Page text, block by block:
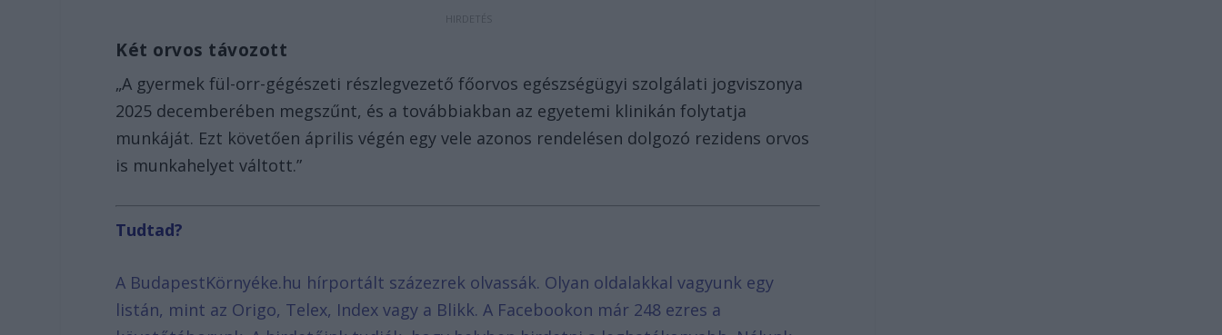
Két orvos távozott
„A gyermek fül-orr-gégészeti részlegvezető főorvos egészségügyi szolgálati jogviszonya
2025 decemberében megszűnt, és a továbbiakban az egyetemi klinikán folytatja
munkáját. Ezt követően április végén egy vele azonos rendelésen dolgozó rezidens orvos
is munkahelyet váltott.”
Tudtad?
A BudapestKörnyéke.hu hírportált százezrek olvassák. Olyan oldalakkal vagyunk egy
listán, mint az Origo, Telex, Index vagy a Blikk. A Facebookon már 248 ezres a